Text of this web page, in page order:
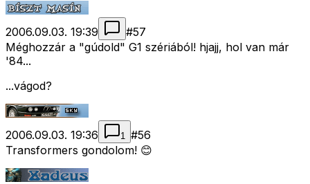
2006.09.03. 19:39 #57
Méghozzár a "gúdold" G1 szériából! hjajj, hol van már
'84...
...vágod?
2006.09.03. 19:36 1 #56
Transformers gondolom! 😊